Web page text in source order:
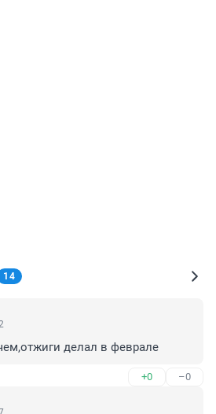
14
делал в феврале
+0 –0